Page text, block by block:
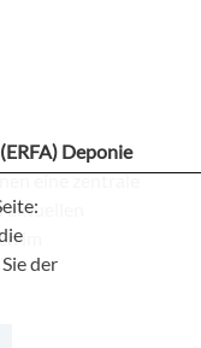
Deponie
eine zentrale
im
der